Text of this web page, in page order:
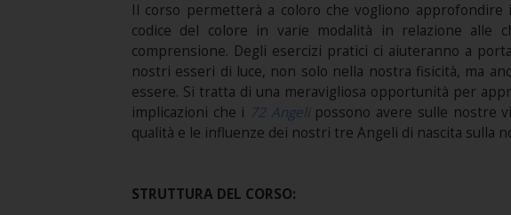
Il corso permetterà a coloro che vogliono
codice del colore in varie modalità in relazione alle
comprensione. Degli esercizi pratici ci aiuteranno a
nostri esseri di luce, non solo nella nostra fisicità, ma
essere. Si tratta di una meravigliosa opportunità per
implicazioni che i 72 Angelipossono avere sulle nostre
qualità e le influenze dei nostri tre Angeli di nascita sulla
STRUTTURA DEL CORSO: